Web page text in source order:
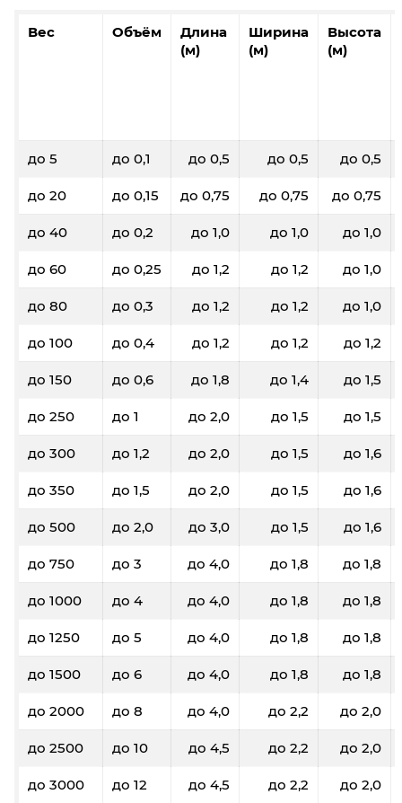
Вес Объём
Длина
(м)
Ширина
(м)
Высота
(м)
до 5 до 0,1 до 0,5 до 0,5 до 0,5
до 20 до 0,15 до 0,75 до 0,75 до 0,75
до 40 до 0,2 до 1,0 до 1,0 до 1,0
до 60 до 0,25 до 1,2 до 1,2 до 1,0
до 80 до 0,3 до 1,2 до 1,2 до 1,0
до 100 до 0,4 до 1,2 до 1,2 до 1,2
до 150 до 0,6 до 1,8 до 1,4 до 1,5
до 250 до 1 до 2,0 до 1,5 до 1,5
до 300 до 1,2 до 2,0 до 1,5 до 1,6
до 350 до 1,5 до 2,0 до 1,5 до 1,6
до 500 до 2,0 до 3,0 до 1,5 до 1,6
до 750 до 3 до 4,0 до 1,8 до 1,8
до 1000 до 4 до 4,0 до 1,8 до 1,8
до 1250 до 5 до 4,0 до 1,8 до 1,8
до 1500 до 6 до 4,0 до 1,8 до 1,8
до 2000 до 8 до 4,0 до 2,2 до 2,0
до 2500 до 10 до 4,5 до 2,2 до 2,0
до 3000 до 12 до 4,5 до 2,2 до 2,0